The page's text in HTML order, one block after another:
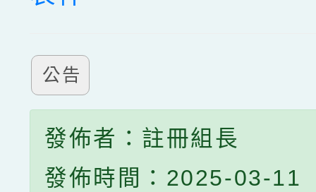
公告
發佈者：註冊組長
發佈時間：2025-03-11